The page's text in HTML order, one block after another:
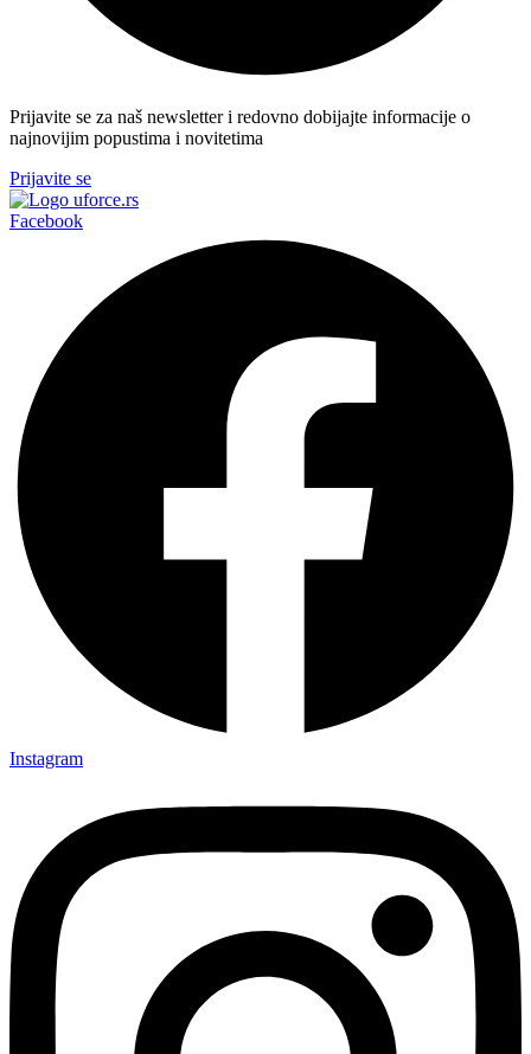
Prijavite se za naš newsletter i redovno dobijajte informacije o
najnovijim popustima i novitetima
Prijavite se
Facebook
Instagram